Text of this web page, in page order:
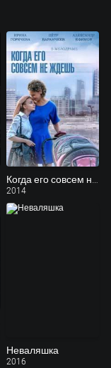
2014
Неваляшка
2016